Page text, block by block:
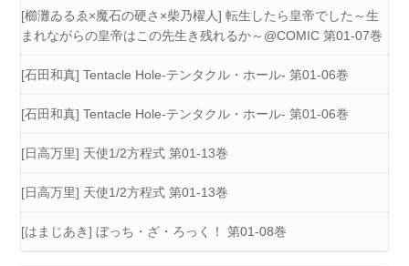
[櫛灘ゐるゑ×魔石の硬さ×柴乃櫂人] 転生したら皇帝でした～生
まれながらの皇帝はこの先生き残れるか～@COMIC 第01-07巻
[石田和真] Tentacle Hole-テンタクル・ホール- 第01-06巻
[石田和真] Tentacle Hole-テンタクル・ホール- 第01-06巻
[日高万里] 天使1/2方程式 第01-13巻
[日高万里] 天使1/2方程式 第01-13巻
[はまじあき] ぼっち・ざ・ろっく！ 第01-08巻